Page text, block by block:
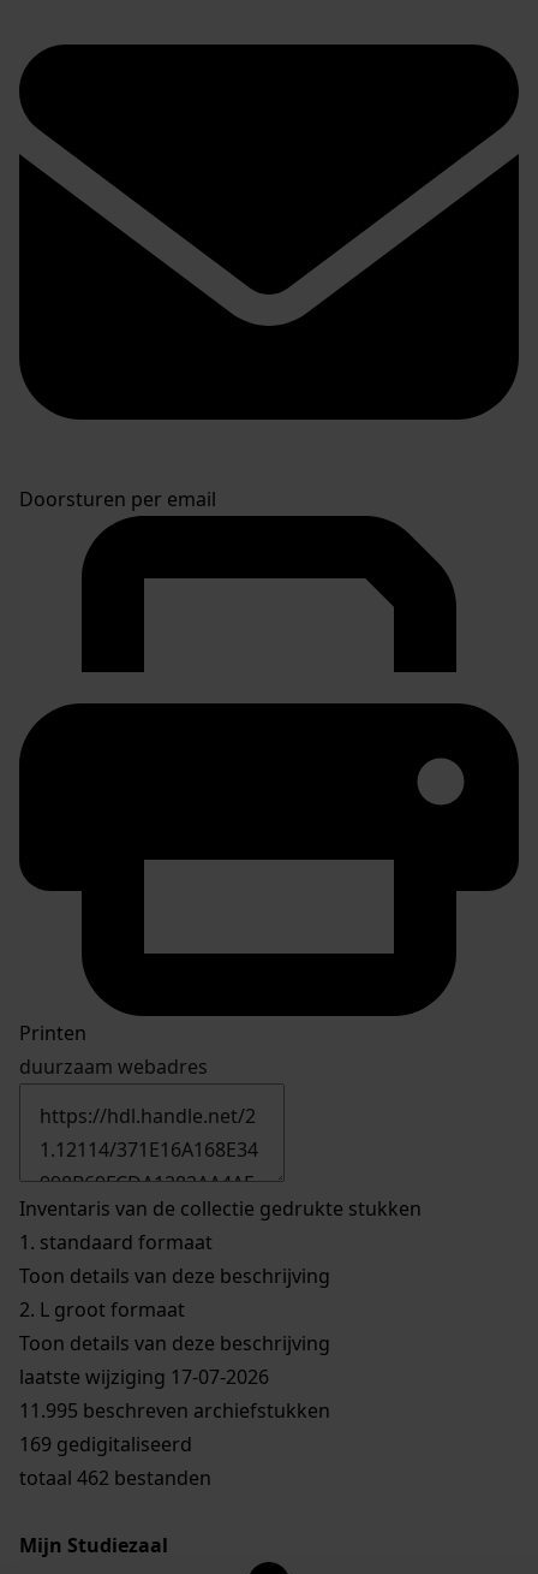
Doorsturen per email
Printen
duurzaam webadres
Inventaris van de collectie gedrukte stukken
1. standaard formaat
Toon details van deze beschrijving
2. L groot formaat
Toon details van deze beschrijving
laatste wijziging 17-07-2026
11.995 beschreven archiefstukken
169 gedigitaliseerd
totaal 462 bestanden
Mijn Studiezaal